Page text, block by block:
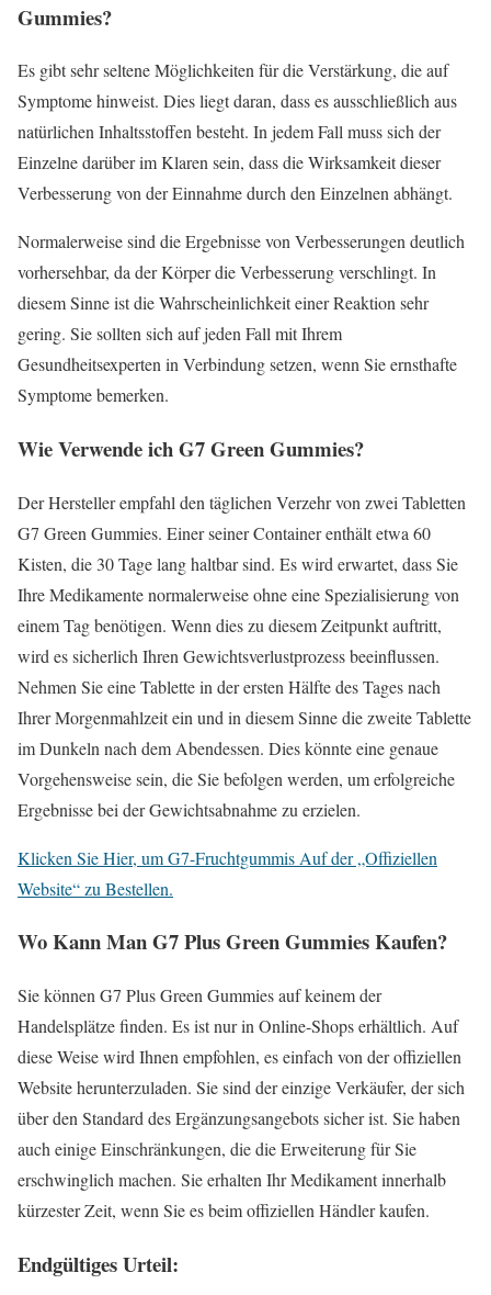
Gummies?
Es gibt sehr seltene Möglichkeiten für die Verstärkung, die auf
Symptome hinweist. Dies liegt daran, dass es ausschließlich aus
natürlichen Inhaltsstoffen besteht. In jedem Fall muss sich der
Einzelne darüber im Klaren sein, dass die Wirksamkeit dieser
Verbesserung von der Einnahme durch den Einzelnen abhängt.
Normalerweise sind die Ergebnisse von Verbesserungen deutlich
vorhersehbar, da der Körper die Verbesserung verschlingt. In
diesem Sinne ist die Wahrscheinlichkeit einer Reaktion sehr
gering. Sie sollten sich auf jeden Fall mit Ihrem
Gesundheitsexperten in Verbindung setzen, wenn Sie ernsthafte
Symptome bemerken.
Wie Verwende ich G7 Green Gummies?
Der Hersteller empfahl den täglichen Verzehr von zwei Tabletten
G7 Green Gummies. Einer seiner Container enthält etwa 60
Kisten, die 30 Tage lang haltbar sind. Es wird erwartet, dass Sie
Ihre Medikamente normalerweise ohne eine Spezialisierung von
einem Tag benötigen. Wenn dies zu diesem Zeitpunkt auftritt,
wird es sicherlich Ihren Gewichtsverlustprozess beeinflussen.
Nehmen Sie eine Tablette in der ersten Hälfte des Tages nach
Ihrer Morgenmahlzeit ein und in diesem Sinne die zweite Tablette
im Dunkeln nach dem Abendessen. Dies könnte eine genaue
Vorgehensweise sein, die Sie befolgen werden, um erfolgreiche
Ergebnisse bei der Gewichtsabnahme zu erzielen.
Klicken Sie Hier, um G7-Fruchtgummis Auf der „Offiziellen
Website“ zu Bestellen.
Wo Kann Man G7 Plus Green Gummies Kaufen?
Sie können G7 Plus Green Gummies auf keinem der
Handelsplätze finden. Es ist nur in Online-Shops erhältlich. Auf
diese Weise wird Ihnen empfohlen, es einfach von der offiziellen
Website herunterzuladen. Sie sind der einzige Verkäufer, der sich
über den Standard des Ergänzungsangebots sicher ist. Sie haben
auch einige Einschränkungen, die die Erweiterung für Sie
erschwinglich machen. Sie erhalten Ihr Medikament innerhalb
kürzester Zeit, wenn Sie es beim offiziellen Händler kaufen.
Endgültiges Urteil: